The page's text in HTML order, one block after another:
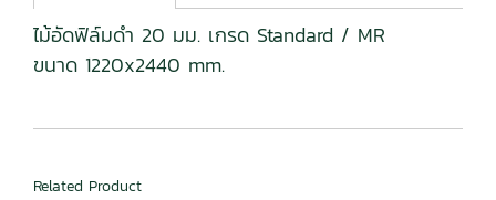
ไม้อัดฟิล์มดำ 20 มม. เกรด Standard / MR
ขนาด 1220x2440 mm.
Related Product